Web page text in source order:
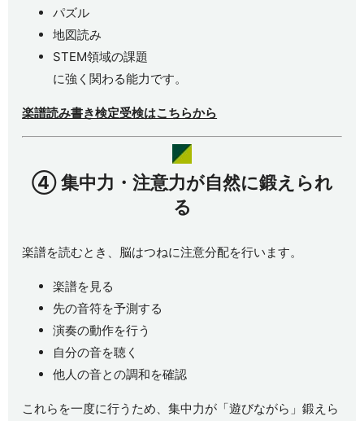
パズル
地図読み
STEM領域の課題
に強く関わる能力です。
楽譜読み書き検定受検はこちらから
④集中力・注意力が自然に鍛えられ
る
楽譜を読むとき、脳はつねに注意分配を行います。
楽譜を見る
先の音符を予測する
演奏の動作を行う
自分の音を聴く
他人の音との調和を確認
これらを一度に行うため、集中力が「遊びながら」鍛えら